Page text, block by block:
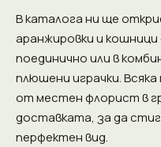
В каталога ни ще
аранжировки и
поединично или в
плюшени играчки.
от местен флорист в
доставката, за да
перфектен вид.